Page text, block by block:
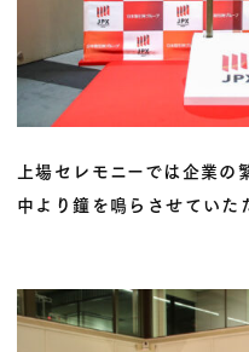
上場セレモニーでは企業の
中より鐘を鳴らさせていた